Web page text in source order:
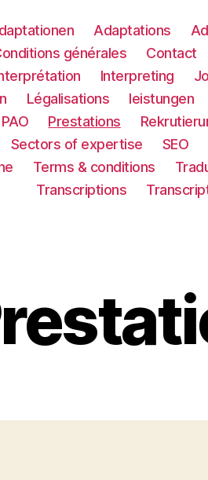
Adaptations
générales Contact
Interpreting
Légalisations leistungen
PAO Prestations
Sectors of expertise SEO
Terms & conditions
Transcriptions